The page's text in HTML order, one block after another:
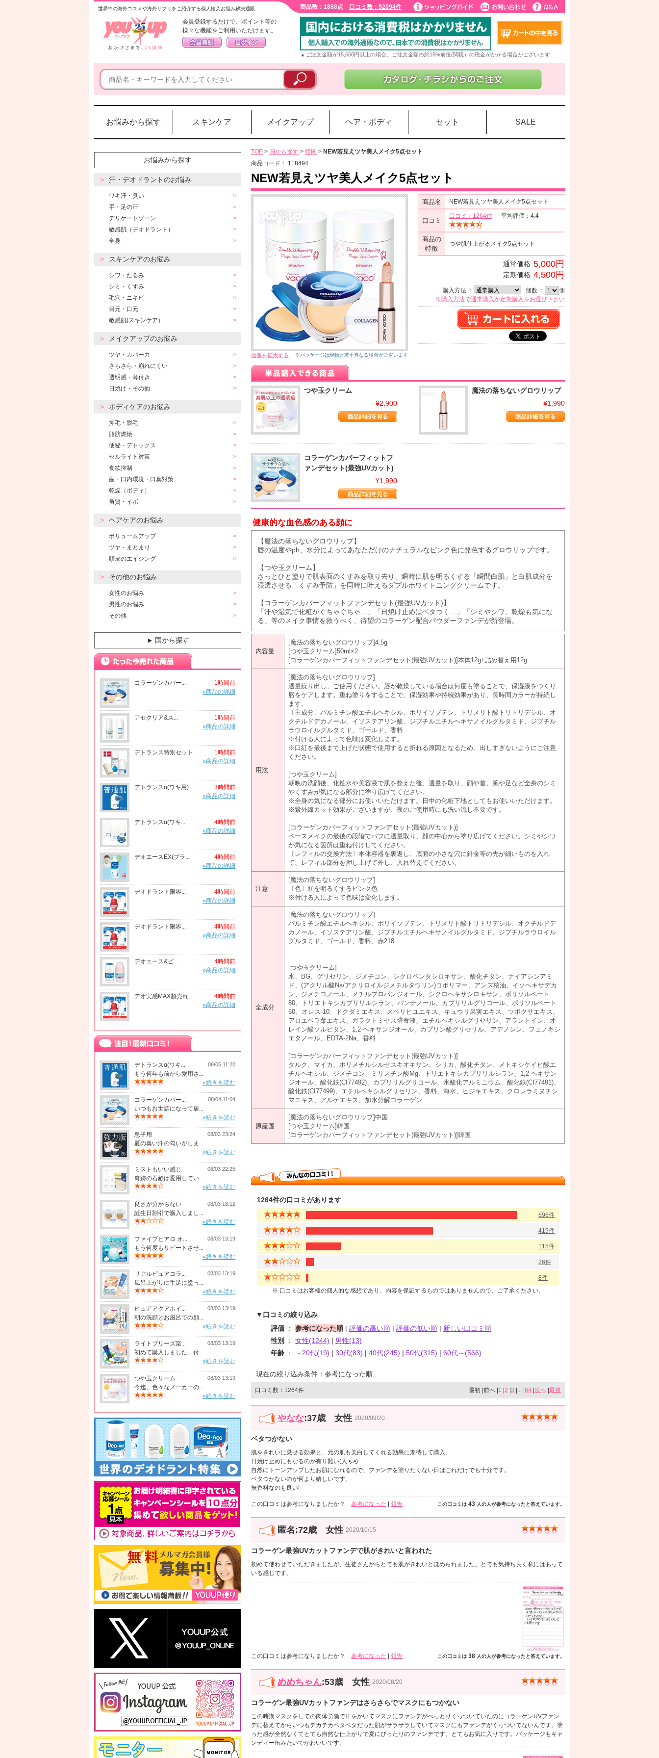
世界中の海外コスメや海外サプリをご紹介する個人輸入お悩み解決通販 商品数：1888点 口コミ数：92094件
会員登録するだけで、ポイント等の
様々な機能をご利用いただけます。
▲ご注文金額が15,650円以上の場合、ご注文金額の約15%前後(関税）の税金がかかる場合がございます
お悩みから探す スキンケア メイクアップ ヘア・ボディ セット SALE
お悩みから探す
汗・デオドラントのお悩み
ワキ汗・臭い
手・足の汗
デリケートゾーン
敏感肌（デオドラント）
全身
スキンケアのお悩み
シワ・たるみ
シミ・くすみ
毛穴・ニキビ
目元・口元
敏感肌(スキンケア）
メイクアップのお悩み
ツヤ・カバー力
さらさら・崩れにくい
透明感・薄付き
日焼け・その他
ボディケアのお悩み
抑毛・脱毛
脂肪燃焼
便秘・デトックス
セルライト対策
食欲抑制
歯・口内環境・口臭対策
乾燥（ボディ）
角質・イボ
ヘアケアのお悩み
ボリュームアップ
ツヤ・まとまり
頭皮のエイジング
その他のお悩み
女性のお悩み
男性のお悩み
その他
▼ 国から探す
コラーゲンカバー...
1時間前
»商品の詳細
アセクリア&ス...
1時間前
»商品の詳細
デトランス特別セット
1時間前
»商品の詳細
デトランスα(ワキ用)
3時間前
»商品の詳細
デトランスα(ワキ...
4時間前
»商品の詳細
デオエースEX(プラ...
4時間前
»商品の詳細
デオドラント限界...
4時間前
»商品の詳細
デオドラント限界...
4時間前
»商品の詳細
デオエース&ピ...
4時間前
»商品の詳細
デオ実感MAX超売れ...
4時間前
»商品の詳細
デトランスα(ワキ... 08/05 11:20
もう何年も前から愛用さ...
»続きを読む
コラーゲンカバー... 08/04 11:04
いつもお世話になって居...
»続きを読む
息子用 08/03 23:24
夏の臭い汗の匂いがしま...
»続きを読む
ミストもいい感じ 08/03 22:25
奇跡の石鹸は愛用してい...
»続きを読む
良さが分からない 08/03 18:12
誕生日割引で購入しまし...
»続きを読む
ファイブヒアロ オ... 08/03 13:19
もう何度もリピートさせ...
»続きを読む
リアルピュアコラ... 08/03 13:19
風呂上がりに手足に塗っ...
»続きを読む
ピュアアクアホイ... 08/03 13:19
朝の洗顔とお風呂での顔...
»続きを読む
ライトブリーズ楽... 08/03 13:19
初めて購入しました。付...
»続きを読む
つや玉クリーム ... 08/03 13:19
今迄、色々なメーカーの...
»続きを読む
TOP > 国から探す > 韓国 > NEW若見えツヤ美人メイク5点セット
商品コード： 118494
NEW若見えツヤ美人メイク5点セット
画像を拡大する ※パッケージは現物と若干異なる場合がございます
商品名 NEW若見えツヤ美人メイク5点セット
口コミ
口コミ：1264件 平均評価：4.4
商品の
特徴
つや肌仕上がるメイク5点セット
通常価格:5,000円
定期価格:4,500円
購入方法 ： 個数 ：
個
※購入方法で通常購入か定期購入をお選び下さい
つや玉クリーム
¥2,900
魔法の落ちないグロウリップ
¥1,990
コラーゲンカバーフィットフ
ァンデセット(最強UVカット)
¥1,990
健康的な血色感のある顔に
【魔法の落ちないグロウリップ】
唇の温度やph、水分によってあなただけのナチュラルなピンク色に発色するグロウリップです。
【つや玉クリーム】
さっとひと塗りで肌表面のくすみを取り去り、瞬時に肌を明るくする「瞬間白肌」と白肌成分を
浸透させる「くすみ予防」を同時に叶えるダブルホワイトニングクリームです。
【コラーゲンカバーフィットファンデセット(最強UVカット)】
「汗や湿気で化粧がぐちゃぐちゃ…」「日焼け止めはベタつく…」「シミやシワ、乾燥も気にな
る」等のメイク事情を救うべく、待望のコラーゲン配合パウダーファンデが新登場。
内容量
[魔法の落ちないグロウリップ]4.5g
[つや玉クリーム]50ml×2
[コラーゲンカバーフィットファンデセット(最強UVカット)]本体12g+詰め替え用12g
用法
[魔法の落ちないグロウリップ]
適量繰り出し、ご使用ください。唇が乾燥している場合は何度も塗ることで、保湿膜をつくり
唇をケアします。重ね塗りをすることで、保湿効果や持続効果があり、長時間カラーが持続し
ます。
〔主成分〕パルミチン酸エチルヘキシル、ポリイソブテン、トリメリト酸トリトリデシル、オ
クチルドデカノール、イソステアリン酸、ジブチルエチルヘキサノイルグルタミド、ジブチル
ラウロイルグルタミド、ゴールド、香料
※付ける人によって色味は変化します。
※口紅を最後まで上げた状態で使用すると折れる原因となるため、出しすぎないようにご注意
ください。
[つや玉クリーム]
朝晩の洗顔後、化粧水や美容液で肌を整えた後、適量を取り、顔や首、腕や足など全身のシミ
やくすみが気になる部分に塗り広げてください。
※全身の気になる部分にお使いいただけます。日中の化粧下地としてもお使いいただけます。
※紫外線カット効果がございますが、夜のご使用時にも洗い流し不要です。
[コラーゲンカバーフィットファンデセット(最強UVカット)]
ベースメイクの最後の段階でパフに適量取り、顔の中心から塗り広げてください。シミやシワ
が気になる箇所は重ね付けしてください。
〔レフィルの交換方法〕本体容器を裏返し、底面の小さな穴に針金等の先が細いものを入れ
て、レフィル部分を押し上げて外し、入れ替えてください。
注意
[魔法の落ちないグロウリップ]
〔色〕顔を明るくするピンク色
※付ける人によって色味は変化します。
全成分
[魔法の落ちないグロウリップ]
パルミチン酸エチルヘキシル、ポリイソブテン、トリメリト酸トリトリデシル、オクチルドデ
カノール、イソステアリン酸、ジブチルエチルヘキサノイルグルタミド、ジブチルラウロイル
グルタミド、ゴールド、香料、赤218
[つや玉クリーム]
水、BG、グリセリン、ジメチコン、シクロペンタシロキサン、酸化チタン、ナイアシンアミ
ド、(アクリル酸Na/アクリロイルジメチルタウリン)コポリマー、アンズ核油、イソヘキサデカ
ン、ジメチコノール、メチルプロパンジオール、シクロヘキサシロキサン、ポリソルベート
80、トリエトキシカプリリルシラン、パンテノール、カプリリルグリコール、ポリソルベート
60、オレス-10、ドクダミエキス、スベリヒユエキス、キュウリ果実エキス、ツボクサエキス、
アロエベラ葉エキス、ガラクトミセス培養液、エチルヘキシルグリセリン、アラントイン、オ
レイン酸ソルビタン、1,2-ヘキサンジオール、カプリン酸グリセリル、アデノシン、フェノキシ
エタノール、EDTA-2Na、香料
[コラーゲンカバーフィットファンデセット(最強UVカット)]
タルク、マイカ、ポリメチルシルセスキオキサン、シリカ、酸化チタン、メトキシケイヒ酸エ
チルヘキシル、ジメチコン、ミリスチン酸Mg、トリエトキシカプリリルシラン、1,2-ヘキサン
ジオール、酸化鉄(CI77492)、カプリリルグリコール、水酸化アルミニウム、酸化鉄(CI77491)、
酸化鉄(CI77499)、エチルヘキシルグリセリン、香料、海水、ヒジキエキス、クロレラミヌチシ
マエキス、アルゲエキス、加水分解コラーゲン
原産国
[魔法の落ちないグロウリップ]中国
[つや玉クリーム]韓国
[コラーゲンカバーフィットファンデセット(最強UVカット)]韓国
1264件の口コミがあります
696件
419件
115件
26件
8件
※ 口コミはお客様の個人的な感想であり、内容を保証するものではありませんので、ご了承ください。
▼口コミの絞り込み
評価 ： 参考になった順 | 評価の高い順 | 評価の低い順 | 新しい口コミ順
性別
： 女性(1244) | 男性(13)
年齢 ： ～20代(19) | 30代(83) | 40代(245) | 50代(315) | 60代～(566)
現在の絞り込み条件：参考になった順
口コミ数：1264件 最初 |前へ |1 | 2 3 |... | 64 次へ 最後
やなな:37歳 女性 2020/09/20
ベタつかない
肌をきれいに見せる効果と、元の肌も美白してくれる効果に期待して購入。
日焼け止めにもなるのが有り難い(人 •͈ᴗ•͈)
自然にトーンアップしたお肌になれるので、ファンデを塗りたくない日はこれだけでも十分です。
ベタつかないのが何より嬉しいです。
無香料なのも良い!
この口コミは 43 人の人が参考になったと答えています。
この口コミは参考になりましたか？ 参考になった 報告
匿名:72歳 女性 2020/10/15
コラーゲン最強UVカットファンデで肌がきれいと言われた
初めて使わせていただきましたが、生徒さんからとても肌がきれいとほめられました。とても気持ち良く私にはあって
いる感じです。
この口コミは 38 人の人が参考になったと答えています。
この口コミは参考になりましたか？ 参考になった | 報告
めめちゃん:53歳 女性 2020/08/20
コラーゲン最強UVカットファンデはさらさらでマスクにもつかない
この時期マスクをしての肉体労働で汗をかいてマスクにファンデがべっとりくっついていたのにコラーゲンUVファン
デに替えてからいつもテカテカベタベタだった肌がサラサラしていてマスクにもファンデがくっついてないんです。塗
った感が全然なくてとても自然な仕上がりで夏にぴったりのファンデです。とてもお気に入りです。パッケージもキャ
ンディー缶みたいでかわいいです。